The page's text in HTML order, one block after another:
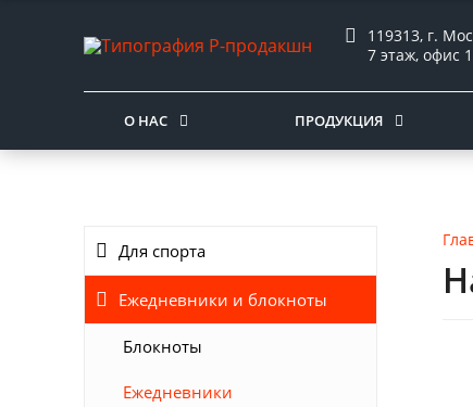
119313, г.
7 этаж, офис
О НАС ПРОДУКЦИЯ
Для спорта
Ежедневники и блокноты
Блокноты
Ежедневники